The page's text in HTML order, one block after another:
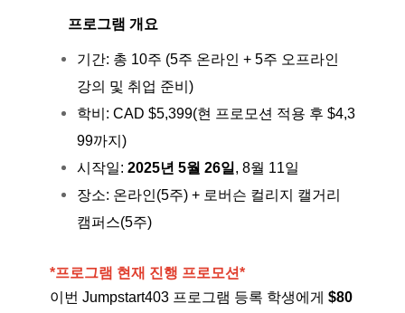
프로그램 개요
기간: 총 10주 (5주 온라인 + 5주 오프라인
강의 및 취업 준비)
학비: CAD $5,399(현 프로모션 적용 후 $4,3
99까지)
시작일: 2025년 5월 26일 , 8월 11일
장소: 온라인(5주) + 로버슨 컬리지 캘거리
캠퍼스(5주)
*프로그램 현재 진행 프로모션*
이번 Jumpstart403 프로그램 등록 학생에게 $80